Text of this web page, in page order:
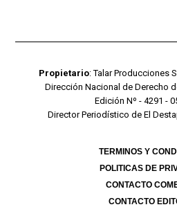
Propietario: Talar Producciones
Dirección Nacional de Derecho
Edición Nº - 4291 -
Director Periodístico de El
TERMINOS Y
POLITICAS DE
CONTACTO
CONTACTO